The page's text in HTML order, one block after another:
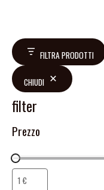
FILTRA PRODOTTI
CHIUDI
filter
Prezzo